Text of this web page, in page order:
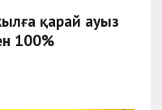
қарай ауыз
100%